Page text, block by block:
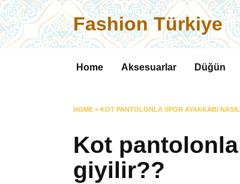
Skip
to
content
Fashion Türkiye
Home Aksesuarlar Düğün
HOME » KOT PANTOLONLA SPOR AYAKKABI
Kot pantolonla
giyilir??